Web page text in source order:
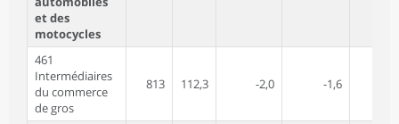
et des
motocycles
461
Intermédiaires
du commerce
de gros
813 112,3 -2,0 -1,6